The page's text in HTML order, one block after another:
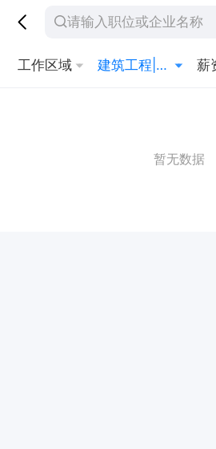
工作区域 建筑工程|路桥设计|市政 薪
暂无数据